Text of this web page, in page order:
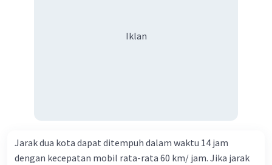
Iklan
Jarak dua kota dapat ditempuh dalam waktu 14 jam
dengan kecepatan mobil rata-rata 60 km/ jam. Jika jarak